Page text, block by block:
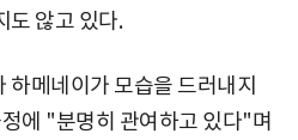
도 않고 있다.
메네이가 모습을 드러내지
에 "분명히 관여하고 있다"며